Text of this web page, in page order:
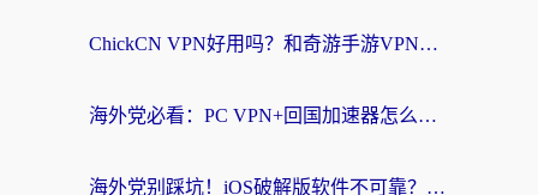
ChickCN VPN好用吗？和奇游手游VPN对比哪个回国效果更好？海外党亲测实用指南
海外党必看：PC VPN+回国加速器怎么选？无缝访问国内资源全攻略
海外党别踩坑！iOS破解版软件不可靠？教你选对回国加速器无缝看国内资源